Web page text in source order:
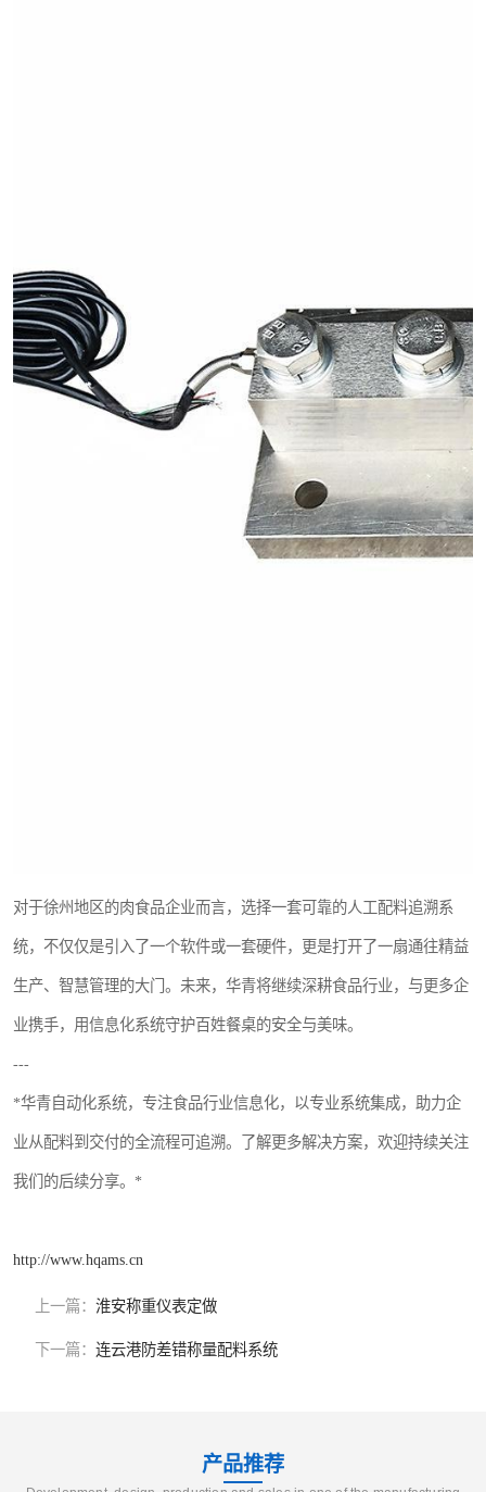
对于徐州地区的肉食品企业而言，选择一套可靠的人工配料追溯系
统，不仅仅是引入了一个软件或一套硬件，更是打开了一扇通往精益
生产、智慧管理的大门。未来，华青将继续深耕食品行业，与更多企
业携手，用信息化系统守护百姓餐桌的安全与美味。
---
*华青自动化系统，专注食品行业信息化，以专业系统集成，助力企
业从配料到交付的全流程可追溯。了解更多解决方案，欢迎持续关注
我们的后续分享。*
http://www.hqams.cn
上一篇： 淮安称重仪表定做
下一篇： 连云港防差错称量配料系统
产品推荐